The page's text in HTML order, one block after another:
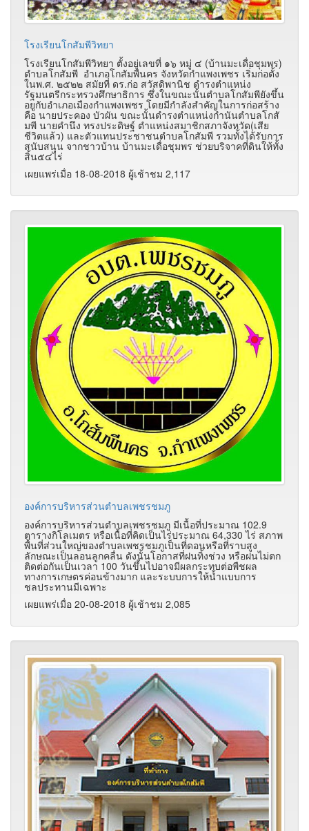
โรงเรียนโกสัมพีวิทยา
โรงเรียนโกสัมพีวิทยา ตั้งอยู่เลขที่ ๑๖ หมู่ ๔ (บ้านมะเดื่อชุมพร)
ตำบลโกสัมพี อำเภอโกสัมพีนคร จังหวัดกำแพงเพชร เริ่มก่อตั้ง
ในพ.ศ. ๒๕๒๒ สมัยที่ ดร.ก่อ สวัสดิพานิช ดำรงตำแหน่ง
รัฐมนตรีกระทรวงศึกษาธิการ ซึ่งในขณะนั้นตำบลโกสัมพียังขึ้น
อยูกับอำเภอเมืองกำแพงเพชร โดยมีกำลังสำคัญในการก่อสร้าง
คือ นายประคอง บัวผัน ขณะนั้นดำรงตำแหน่งกำนันตำบลโกสั
มพี นายคำนึง ทรงประดิษฐ์ ตำแหน่งสมาชิกสภาจังหวัด(เสีย
ชีวิตแล้ว) และตัวแทนประชาชนตำบลโกสัมพี รวมทั้งได้รับการ
สนับสนุน จากชาวบ้าน บ้านมะเดื่อชุมพร ช่วยบริจาคที่ดินให้ทั้ง
สิ้น๕๔ไร่
เผยแพร่เมื่อ 18-08-2018 ผู้เช้าชม 2,117
องค์การบริหารส่วนตำบลเพชรชมภู
องค์การบริหารส่วนตำบลเพชรชมภู มีเนื้อที่ประมาณ 102.9
ตารางกิโลเมตร หรือเนื้อที่คิดเป็นไร่ประมาณ 64,330 ไร่ สภาพ
พื้นที่ส่วนใหญ่ของตำบลเพชรชมภูเป็นที่ดอนหรือที่ราบสูง
ลักษณะเป็นลอนลูกคลื่น ดังนั้นโอกาสที่ฝนทิ้งช่วง หรือฝนไม่ตก
ติดต่อกันเป็นเวลา 100 วันขึ้นไปอาจมีผลกระทบต่อพืชผล
ทางการเกษตรค่อนข้างมาก และระบบการให้น้ำแบบการ
ชลประทานมีเฉพาะ
เผยแพร่เมื่อ 20-08-2018 ผู้เช้าชม 2,085